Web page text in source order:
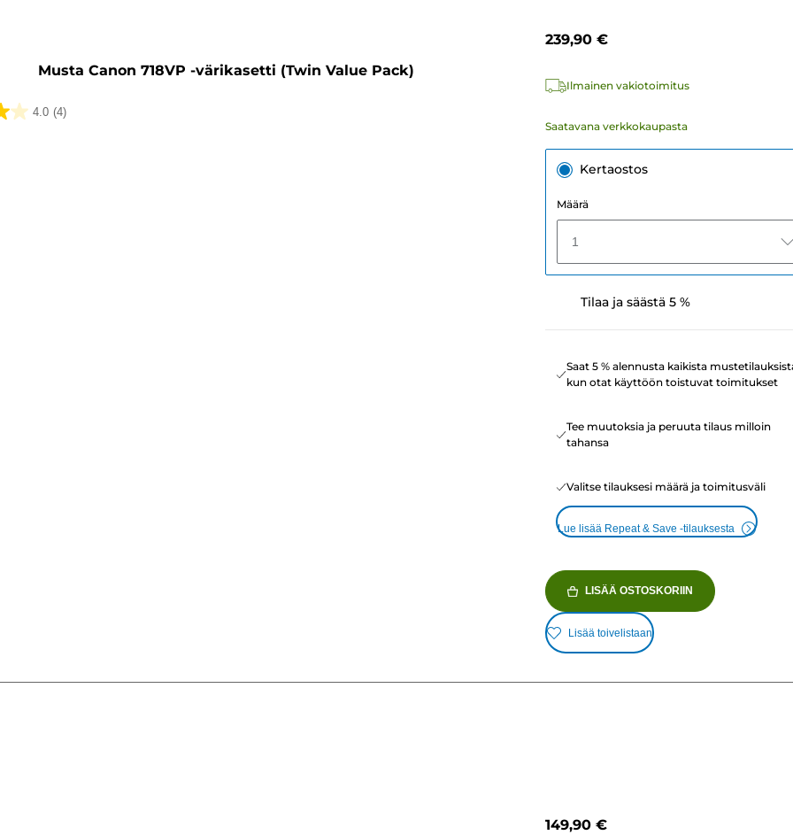
Musta Canon 718VP -värikasetti (Twin Value Pack)
4.0 (4)
239,90 €
Ilmainen vakiotoimitus
Saatavana verkkokaupasta
Kertaostos
Määrä
1
Tilaa ja säästä 5 %
Saat 5 % alennusta kaikista
kun otat käyttöön toistuvat toimitukset
Tee muutoksia ja peruuta tilaus milloin
tahansa
Valitse tilauksesi määrä ja toimitusväli
Lue lisää Repeat & Save -tilauksesta
LISÄÄ OSTOSKORIIN
Lisää toivelistaan
149,90 €